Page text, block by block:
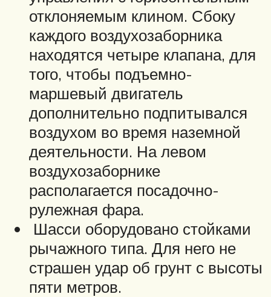
отклоняемым клином. Сбоку
каждого воздухозаборника
находятся четыре клапана, для
того, чтобы подъемно-
маршевый двигатель
дополнительно подпитывался
воздухом во время наземной
деятельности. На левом
воздухозаборнике
располагается посадочно-
рулежная фара.
Шасси оборудовано стойками
рычажного типа. Для него не
страшен удар об грунт с высоты
пяти метров.